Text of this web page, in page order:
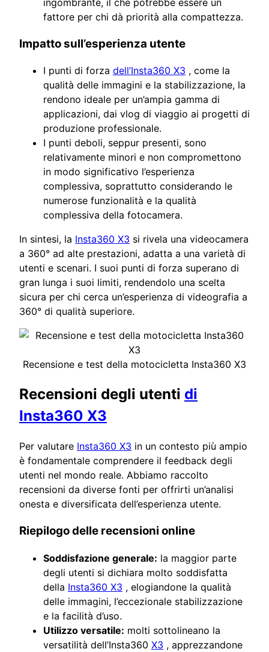
fattore per chi dà priorità alla compattezza.
Impatto sull’esperienza utente
I punti di forza dell’Insta360 X3 , come la
qualità delle immagini e la stabilizzazione, la
rendono ideale per un’ampia gamma di
applicazioni, dai vlog di viaggio ai progetti di
produzione professionale.
I punti deboli, seppur presenti, sono
relativamente minori e non compromettono
in modo significativo l’esperienza
complessiva, soprattutto considerando le
numerose funzionalità e la qualità
complessiva della fotocamera.
In sintesi, la Insta360 X3 si rivela una videocamera
a 360° ad alte prestazioni, adatta a una varietà di
utenti e scenari. I suoi punti di forza superano di
gran lunga i suoi limiti, rendendolo una scelta
sicura per chi cerca un’esperienza di videografia a
360° di qualità superiore.
Recensione e test della motocicletta Insta360 X3
Recensioni degli utenti di
Insta360 X3
Per valutare Insta360 X3 in un contesto più ampio
è fondamentale comprendere il feedback degli
utenti nel mondo reale. Abbiamo raccolto
recensioni da diverse fonti per offrirti un’analisi
onesta e diversificata dell’esperienza utente.
Riepilogo delle recensioni online
Soddisfazione generale: la maggior parte
degli utenti si dichiara molto soddisfatta
della Insta360 X3 , elogiandone la qualità
delle immagini, l’eccezionale stabilizzazione
e la facilità d’uso.
Utilizzo versatile: molti sottolineano la
versatilità dell’Insta360 X3 , apprezzandone